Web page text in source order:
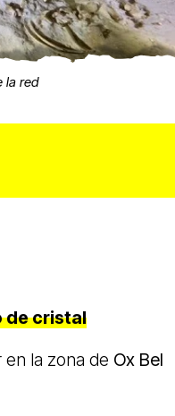
la red
de cristal
la zona de Ox Bel